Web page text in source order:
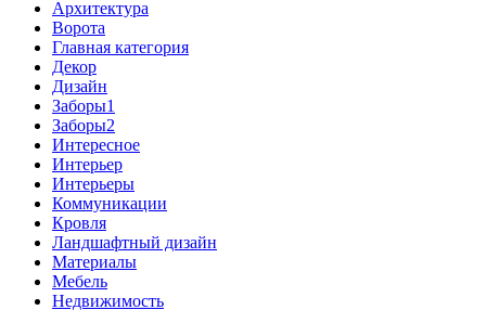
Архитектура
Ворота
Главная категория
Декор
Дизайн
Заборы1
Заборы2
Интересное
Интерьер
Интерьеры
Коммуникации
Кровля
Ландшафтный дизайн
Материалы
Мебель
Недвижимость